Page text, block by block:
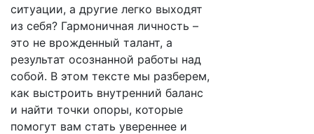
ситуации, а другие легко выходят
из себя? Гармоничная личность –
это не врожденный талант, а
результат осознанной работы над
собой. В этом тексте мы разберем,
как выстроить внутренний баланс
и найти точки опоры, которые
помогут вам стать увереннее и